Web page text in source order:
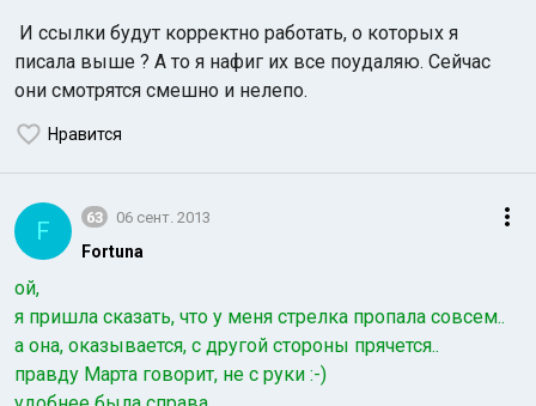
И ссылки будут корректно работать, о которых я
писала выше ? А то я нафиг их все поудаляю. Сейчас
они смотрятся смешно и нелепо.
Нравится
F 63 06 сент. 2013
Fortuna
ой,
я пришла сказать, что у меня стрелка пропала совсем..
а она, оказывается, с другой стороны прячется..
правду Марта говорит, не с руки :-)